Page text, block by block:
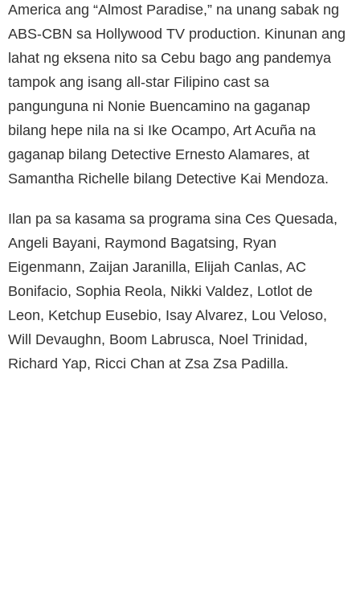
America ang “Almost Paradise,” na unang sabak ng
ABS-CBN sa Hollywood TV production. Kinunan ang
lahat ng eksena nito sa Cebu bago ang pandemya
tampok ang isang all-star Filipino cast sa
pangunguna ni Nonie Buencamino na gaganap
bilang hepe nila na si Ike Ocampo, Art Acuña na
gaganap bilang Detective Ernesto Alamares, at
Samantha Richelle bilang Detective Kai Mendoza.
Ilan pa sa kasama sa programa sina Ces Quesada,
Angeli Bayani, Raymond Bagatsing, Ryan
Eigenmann, Zaijan Jaranilla, Elijah Canlas, AC
Bonifacio, Sophia Reola, Nikki Valdez, Lotlot de
Leon, Ketchup Eusebio, Isay Alvarez, Lou Veloso,
Will Devaughn, Boom Labrusca, Noel Trinidad,
Richard Yap, Ricci Chan at Zsa Zsa Padilla.